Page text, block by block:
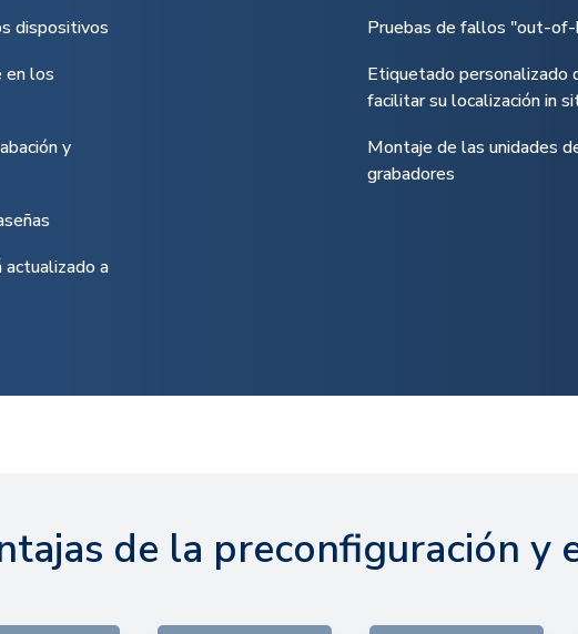
dispositivos
en los
y
a
Pruebas de fallos "out-
Etiquetado personalizado
facilitar su localización in
Montaje de las unidades
grabadores
de la preconfiguración y